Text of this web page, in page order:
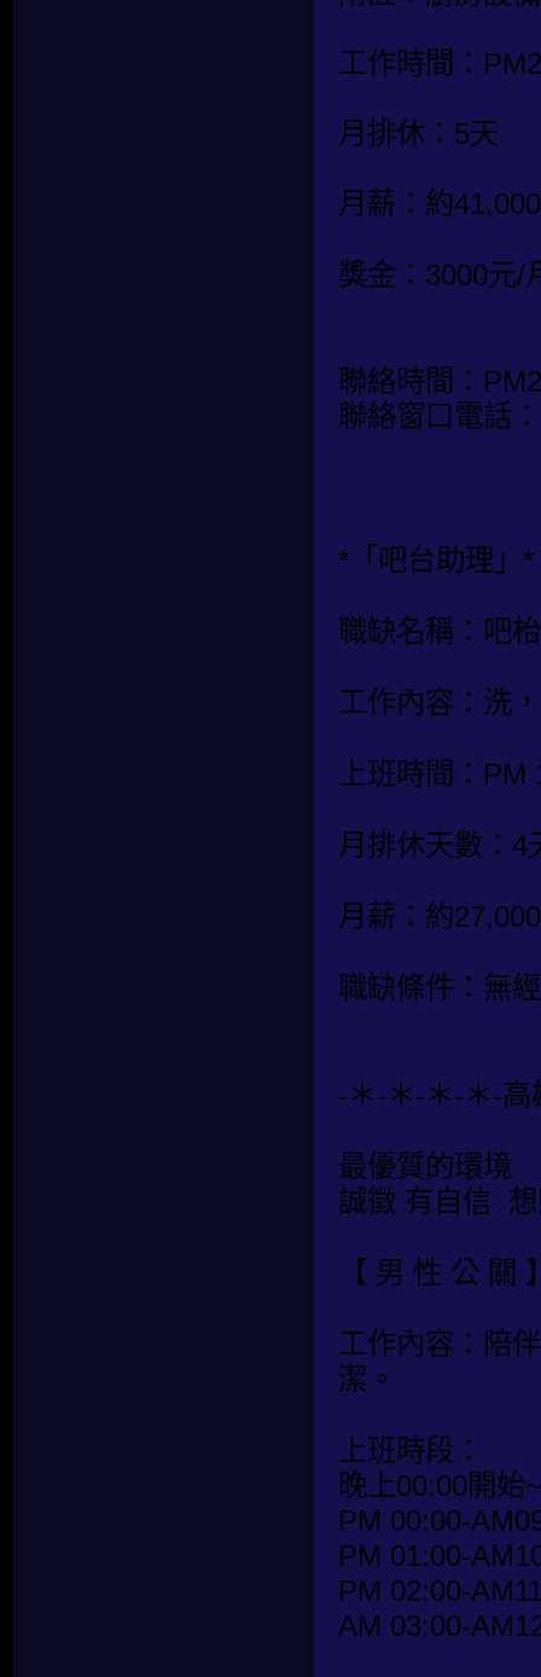
工作時間：
月排休：5天
月薪：約
獎金：3000元/
聯絡時間：
聯絡窗口電話
*「吧台助理」*
職缺名稱：吧
工作內容：洗
上班時間：
月排休天數：4
月薪：約
職缺條件：無
-＊-＊-＊-＊-
最優質的環境
誠徵 有自信
【 男 性 公 關
工作內容：陪
潔。
上班時段：
晚上00:00開始~
PM 00:00-
PM 01:00-
PM 02:00-
AM 03:00-